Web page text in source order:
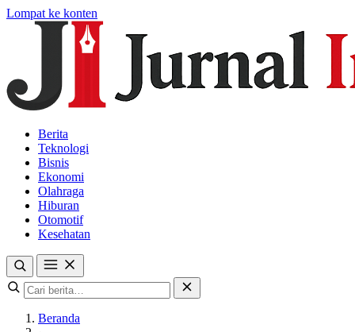
Lompat ke konten
Berita
Teknologi
Bisnis
Ekonomi
Olahraga
Hiburan
Otomotif
Kesehatan
Beranda